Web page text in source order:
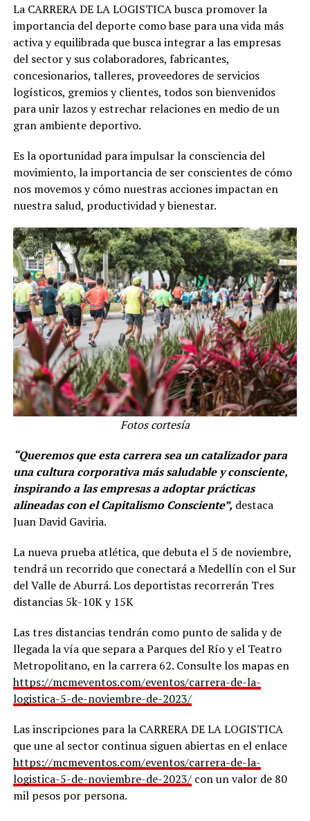
La CARRERA DE LA LOGISTICA busca promover la
importancia del deporte como base para una vida más
activa y equilibrada que busca integrar a las empresas
del sector y sus colaboradores, fabricantes,
concesionarios, talleres, proveedores de servicios
logísticos, gremios y clientes, todos son bienvenidos
para unir lazos y estrechar relaciones en medio de un
gran ambiente deportivo.
Es la oportunidad para impulsar la consciencia del
movimiento, la importancia de ser conscientes de cómo
nos movemos y cómo nuestras acciones impactan en
nuestra salud, productividad y bienestar.
Fotos cortesía
“Queremos que esta carrera sea un catalizador para
una cultura corporativa más saludable y consciente,
inspirando a las empresas a adoptar prácticas
alineadas con el Capitalismo Consciente”, destaca
Juan David Gaviria.
La nueva prueba atlética, que debuta el 5 de noviembre,
tendrá un recorrido que conectará a Medellín con el Sur
del Valle de Aburrá. Los deportistas recorrerán Tres
distancias 5k-10K y 15K
Las tres distancias tendrán como punto de salida y de
llegada la vía que separa a Parques del Río y el Teatro
Metropolitano, en la carrera 62. Consulte los mapas en
https://mcmeventos.com/eventos/carrera-de-la-
logistica-5-de-noviembre-de-2023/
Las inscripciones para la CARRERA DE LA LOGISTICA
que une al sector continua siguen abiertas en el enlace
https://mcmeventos.com/eventos/carrera-de-la-
logistica-5-de-noviembre-de-2023/con un valor de 80
mil pesos por persona.